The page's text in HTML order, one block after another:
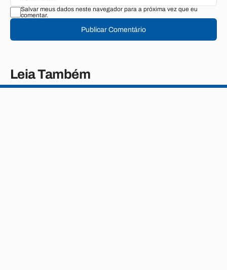
Salvar meus dados neste navegador para a próxima vez que eu
comentar.
Publicar Comentário
Leia Também